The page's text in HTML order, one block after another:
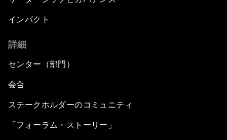
インパクト
詳細
センター（部門）
会合
ステークホルダーのコミュニティ
「フォーラム・ストーリー」